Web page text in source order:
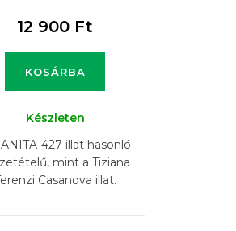
12 900 Ft
KOSÁRBA
Készleten
427 illat hasonló
mint a Tiziana
Casanova illat.